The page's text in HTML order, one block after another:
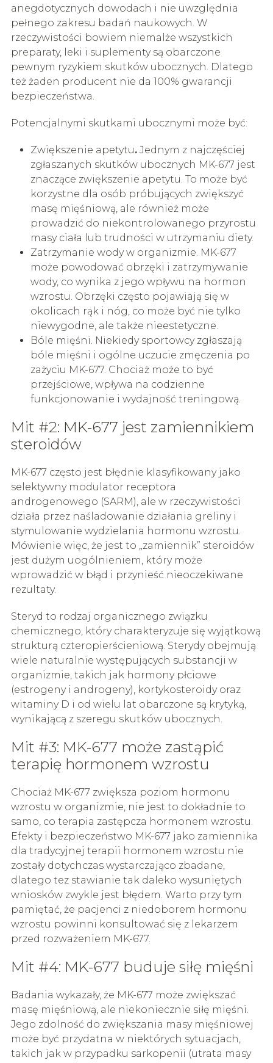
anegdotycznych dowodach i nie uwzględnia
pełnego zakresu badań naukowych. W
rzeczywistości bowiem niemalże wszystkich
preparaty, leki i suplementy są obarczone
pewnym ryzykiem skutków ubocznych. Dlatego
też żaden producent nie da 100% gwarancji
bezpieczeństwa.
Potencjalnymi skutkami ubocznymi może być:
Zwiększenie apetytu.Jednym z najczęściej
zgłaszanych skutków ubocznych MK-677 jest
znaczące zwiększenie apetytu. To może być
korzystne dla osób próbujących zwiększyć
masę mięśniową, ale również może
prowadzić do niekontrolowanego przyrostu
masy ciała lub trudności w utrzymaniu diety.
Zatrzymanie wody w organizmie. MK-677
może powodować obrzęki i zatrzymywanie
wody, co wynika z jego wpływu na hormon
wzrostu. Obrzęki często pojawiają się w
okolicach rąk i nóg, co może być nie tylko
niewygodne, ale także nieestetyczne.
Bóle mięśni. Niekiedy sportowcy zgłaszają
bóle mięśni i ogólne uczucie zmęczenia po
zażyciu MK-677. Chociaż może to być
przejściowe, wpływa na codzienne
funkcjonowanie i wydajność treningową.
Mit #2: MK-677 jest zamiennikiem
steroidów
MK-677 często jest błędnie klasyfikowany jako
selektywny modulator receptora
androgenowego (SARM), ale w rzeczywistości
działa przez naśladowanie działania greliny i
stymulowanie wydzielania hormonu wzrostu.
Mówienie więc, że jest to „zamiennik” steroidów
jest dużym uogólnieniem, który może
wprowadzić w błąd i przynieść nieoczekiwane
rezultaty.
Steryd to rodzaj organicznego związku
chemicznego, który charakteryzuje się wyjątkową
strukturą czteropierścieniową. Sterydy obejmują
wiele naturalnie występujących substancji w
organizmie, takich jak hormony płciowe
(estrogeny i androgeny), kortykosteroidy oraz
witaminy D i od wielu lat obarczone są krytyką,
wynikającą z szeregu skutków ubocznych.
Mit #3: MK-677 może zastąpić
terapię hormonem wzrostu
Chociaż MK-677 zwiększa poziom hormonu
wzrostu w organizmie, nie jest to dokładnie to
samo, co terapia zastępcza hormonem wzrostu.
Efekty i bezpieczeństwo MK-677 jako zamiennika
dla tradycyjnej terapii hormonem wzrostu nie
zostały dotychczas wystarczająco zbadane,
dlatego tez stawianie tak daleko wysuniętych
wniosków zwykle jest błędem. Warto przy tym
pamiętać, że pacjenci z niedoborem hormonu
wzrostu powinni konsultować się z lekarzem
przed rozważeniem MK-677.
Mit #4: MK-677 buduje siłę mięśni
Badania wykazały, że MK-677 może zwiększać
masę mięśniową, ale niekoniecznie siłę mięśni.
Jego zdolność do zwiększania masy mięśniowej
może być przydatna w niektórych sytuacjach,
takich jak w przypadku sarkopenii (utrata masy